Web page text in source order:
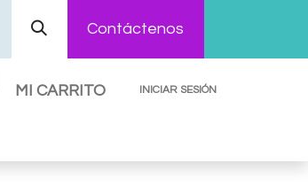
Contáctenos
MI CARRITO INICIAR SESIÓN